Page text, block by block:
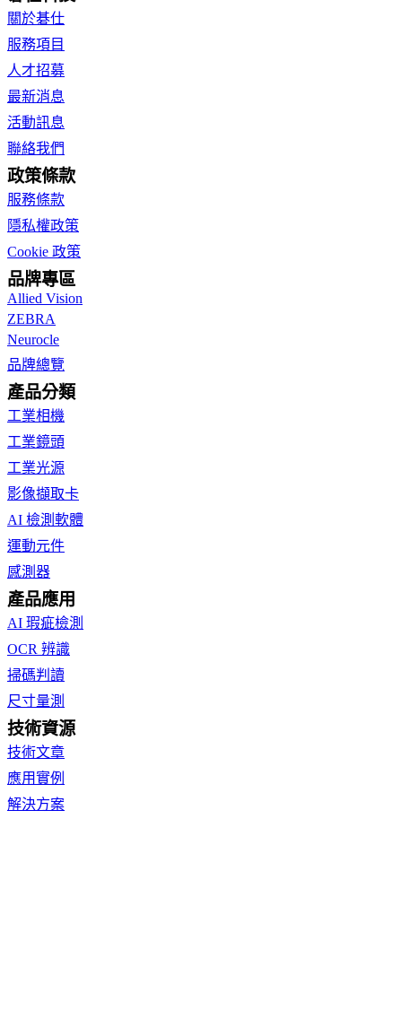
關於碁仕
服務項目
人才招募
最新消息
活動訊息
聯絡我們
政策條款
服務條款
隱私權政策
Cookie 政策
品牌專區
Allied Vision
ZEBRA
Neurocle
品牌總覽
產品分類
工業相機
工業鏡頭
工業光源
影像擷取卡
AI 檢測軟體
運動元件
感測器
產品應用
AI 瑕疵檢測
OCR 辨識
掃碼判讀
尺寸量測
技術資源
技術文章
應用實例
解決方案